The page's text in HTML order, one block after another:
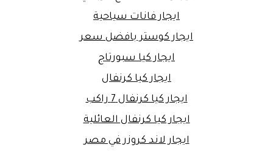
ايجار فانات سياحية
ايجار كوستر بافضل سعر
ايجار كيا سبورتاج
ايجار كيا كرنفال
ايجار كيا كرنفال 7 راكب
ايجار كيا كرنفال العائلية
ايجار لاند كروزر في مصر